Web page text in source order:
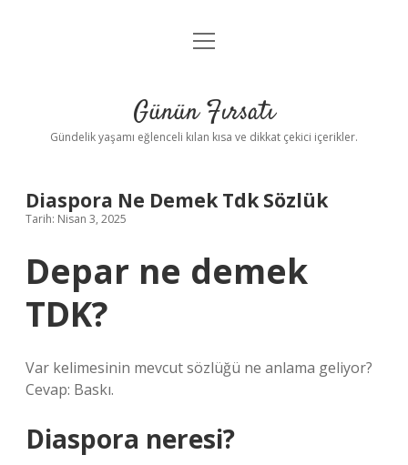
Anasayfa
Yasal Uyarı
menüyü
Günün Fırsatı
Gündelik yaşamı eğlenceli kılan kısa ve dikkat çekici içerikler.
Diaspora Ne Demek Tdk Sözlük
Tarih: Nisan 3, 2025
Depar ne demek
TDK?
Var kelimesinin mevcut sözlüğü ne anlama geliyor?
Cevap: Baskı.
Diaspora neresi?